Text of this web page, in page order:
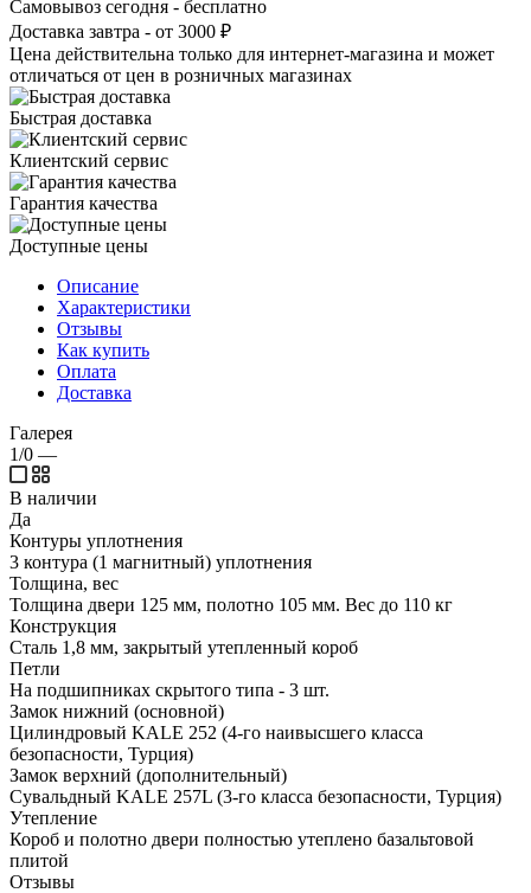
Самовывоз сегодня - бесплатно
Доставка завтра - от 3000 ₽
Цена действительна только для интернет-магазина и может
отличаться от цен в розничных магазинах
Быстрая доставка
Клиентский сервис
Гарантия качества
Доступные цены
Описание
Характеристики
Отзывы
Как купить
Оплата
Доставка
Галерея
1/0 —
В наличии
Да
Контуры уплотнения
3 контура (1 магнитный) уплотнения
Толщина, вес
Толщина двери 125 мм, полотно 105 мм. Вес до 110 кг
Конструкция
Сталь 1,8 мм, закрытый утепленный короб
Петли
На подшипниках скрытого типа - 3 шт.
Замок нижний (основной)
Цилиндровый KALE 252 (4-го наивысшего класса
безопасности, Турция)
Замок верхний (дополнительный)
Сувальдный KALE 257L (3-го класса безопасности, Турция)
Утепление
Короб и полотно двери полностью утеплено базальтовой
плитой
Отзывы